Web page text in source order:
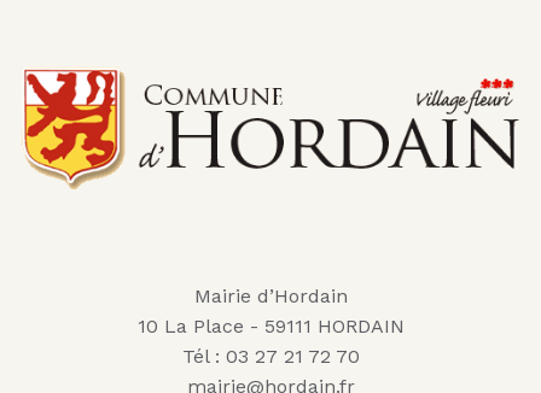
Mairie d’Hordain
10 La Place - 59111 HORDAIN
Tél : 03 27 21 72 70
mairie@hordain.fr